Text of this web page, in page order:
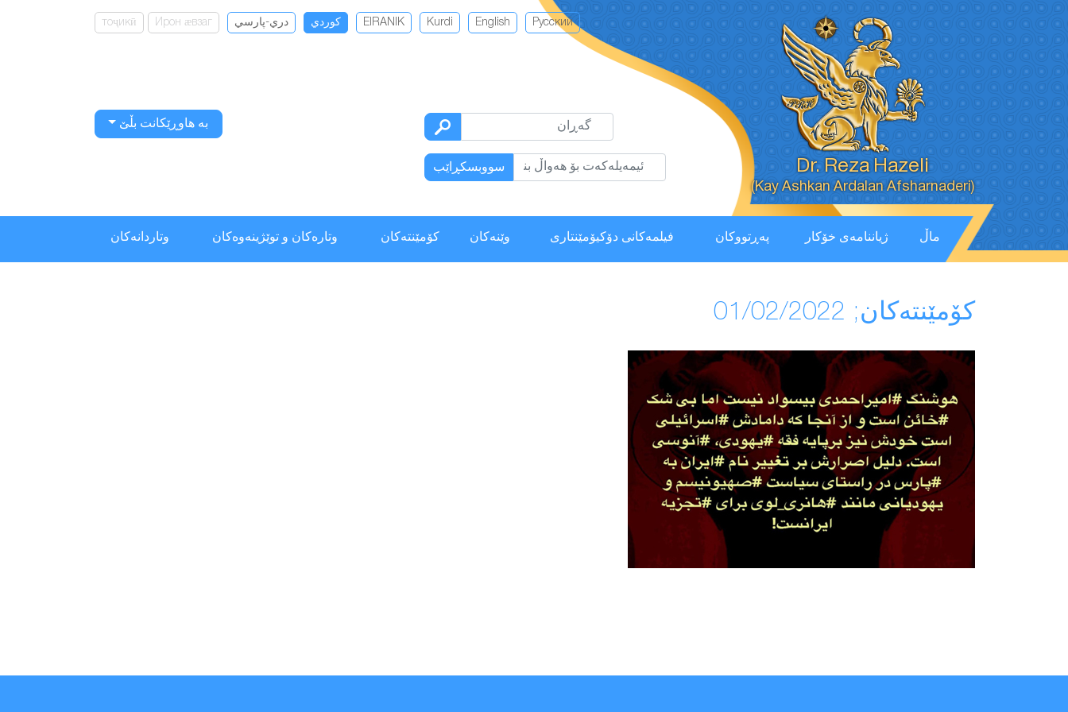
Dr. Reza Hazeli
(Kay Ashkan Ardalan Afsharnaderi)
Русский
English
Kurdi
EIRANIK كوردي دري-پارسي Ирон ӕвзаг
тоҷикӣ
سووبسكڕاێب
بە هاوڕێکانت بڵێ
ماڵ ژیاننامەی خۆکار پەڕتووكان فیلمەكانی دۆکیۆمێنتاری وێنەکان كۆمێنتەكان وتارەکان و توێژینەوەکان وتاردانەكان
كۆمێنتەكان; 01/02/2022